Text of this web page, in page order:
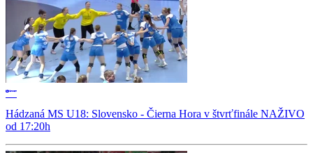
Hádzaná MS U18: Slovensko - Čierna Hora v štvrťfinále NAŽIVO
od 17:20h